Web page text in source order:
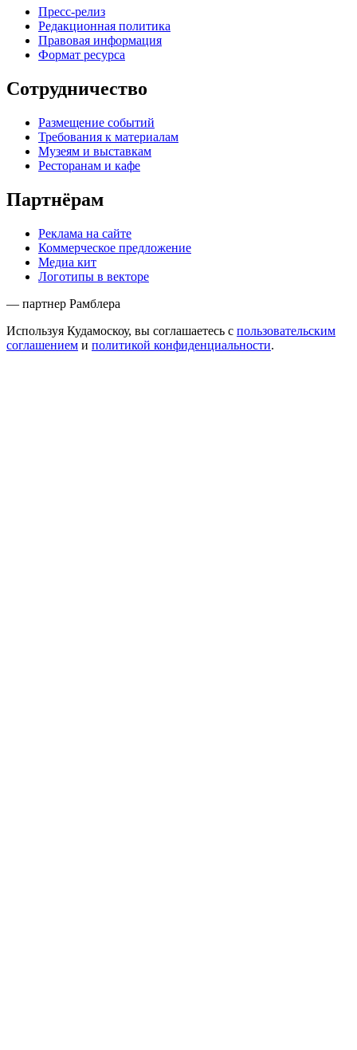
Пресс-релиз
Редакционная политика
Правовая информация
Формат ресурса
Сотрудничество
Размещение событий
Требования к материалам
Музеям и выставкам
Ресторанам и кафе
Партнёрам
Реклама на сайте
Коммерческое предложение
Медиа кит
Логотипы в векторе
— партнер Рамблера
Используя Кудамоскоу, вы соглашаетесь с пользовательским
соглашением и политикой конфиденциальности.